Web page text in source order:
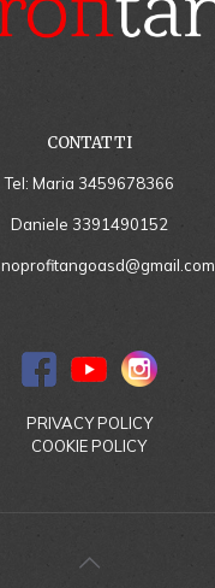
CONTATTI
Tel: Maria 3459678366
Daniele 3391490152
noprofitangoasd@gmail.com
PRIVACY POLICY
COOKIE POLICY